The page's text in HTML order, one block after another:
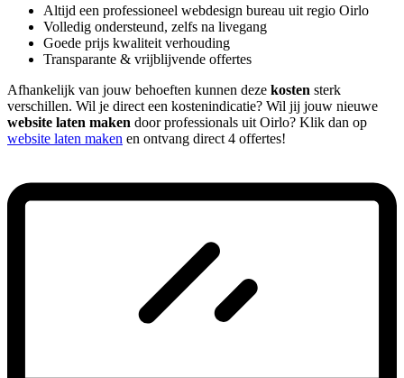
Altijd een professioneel webdesign bureau uit regio Oirlo
Volledig ondersteund, zelfs na livegang
Goede prijs kwaliteit verhouding
Transparante & vrijblijvende offertes
Afhankelijk van jouw behoeften kunnen deze kosten sterk
verschillen. Wil je direct een kostenindicatie? Wil jij jouw nieuwe
website laten maken door professionals uit Oirlo? Klik dan op
website laten maken en ontvang direct 4 offertes!